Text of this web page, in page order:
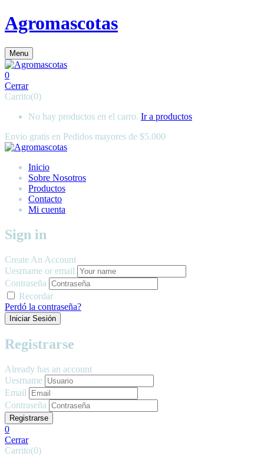
Agromascotas
Menu
0
Cerrar
Carrito(0)
No hay productos en el carro. Ir a productos
Envio gratis en Pedidos mayores de $5.000
Inicio
Sobre Nosotros
Productos
Contacto
Mi cuenta
Sign in
Create An Account
Uesrname or email
Contraseña
Recordar
Perdó la contraseña?
Registrarse
Already has an account
Uesrname
Email
Contraseña
0
Cerrar
Carrito(0)